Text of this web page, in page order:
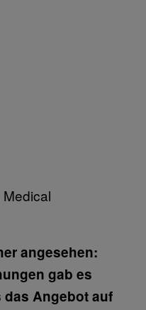
angesehen:
gab es
das Angebot auf